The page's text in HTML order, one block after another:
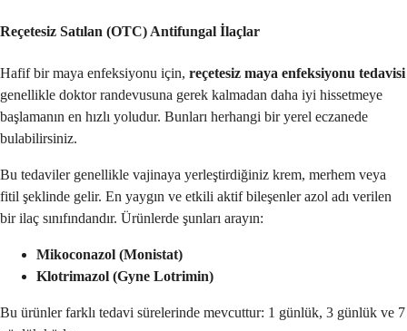
Reçetesiz Satılan (OTC) Antifungal İlaçlar
Hafif bir maya enfeksiyonu için, reçetesiz maya enfeksiyonu tedavisi
genellikle doktor randevusuna gerek kalmadan daha iyi hissetmeye
başlamanın en hızlı yoludur. Bunları herhangi bir yerel eczanede
bulabilirsiniz.
Bu tedaviler genellikle vajinaya yerleştirdiğiniz krem, merhem veya
fitil şeklinde gelir. En yaygın ve etkili aktif bileşenler azol adı verilen
bir ilaç sınıfındandır. Ürünlerde şunları arayın:
Mikoconazol (Monistat)
Klotrimazol (Gyne Lotrimin)
Bu ürünler farklı tedavi sürelerinde mevcuttur: 1 günlük, 3 günlük ve 7